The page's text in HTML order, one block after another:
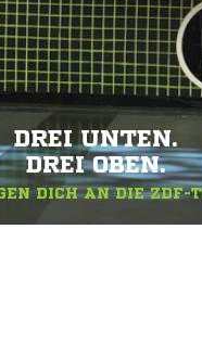
DREI UNTEN.
DREI OBEN.
DICH AN DIE ZDF-